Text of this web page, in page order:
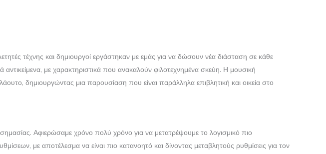
τέχνης και δημιουργοί εργάστηκαν με εμάς για να δώσουν νέα διάσταση σε κάθε
με χαρακτηριστικά που ανακαλούν φιλοτεχνημένα σκεύη. Η μουσική
δημιουργώντας μια παρουσίαση που είναι παράλληλα επιβλητική και οικεία στο
Αφιερώσαμε χρόνο πολύ χρόνο για να μετατρέψουμε το λογισμικό πιο
με αποτέλεσμα να είναι πιο κατανοητό και δίνοντας μεταβλητούς ρυθμίσεις για τον